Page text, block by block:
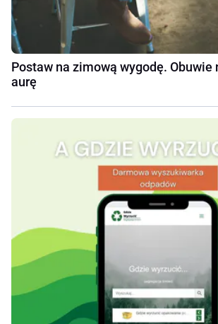
Postaw na zimową wygodę. Obuwie
aurę